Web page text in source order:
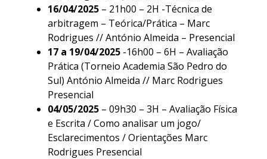
16/04/2025 – 21h00 – 2H -Técnica de
arbitragem – Teórica/Prática – Marc
Rodrigues // António Almeida – Presencial
17 a 19/04/2025 -16h00 – 6H – Avaliação
Prática (Torneio Academia São Pedro do
Sul) António Almeida // Marc Rodrigues
Presencial
04/05/2025 – 09h30 – 3H – Avaliação Física
e Escrita / Como analisar um jogo/
Esclarecimentos / Orientações Marc
Rodrigues Presencial